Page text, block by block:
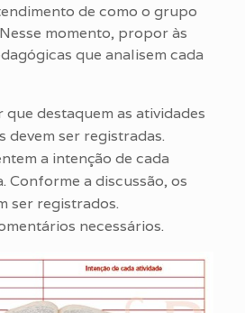
de como o grupo
momento, propor às
que analisem cada
destaquem as atividades
devem ser registradas.
a intenção de cada
Conforme a discussão, os
ser registrados.
necessários.